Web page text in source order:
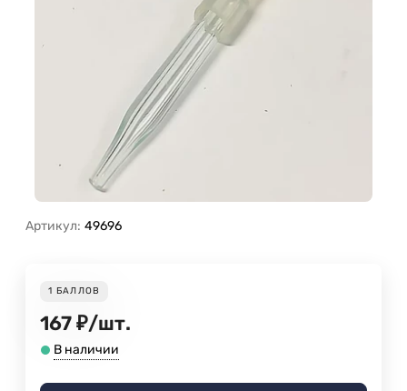
Артикул: 49696
1 БАЛЛОВ
167 ₽/шт.
В наличии